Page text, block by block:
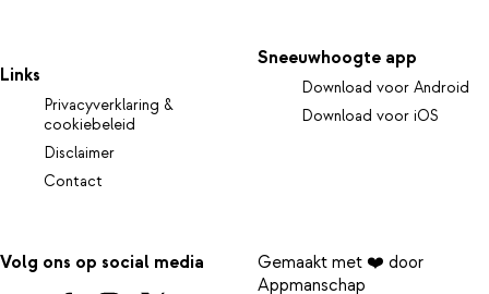
Links
Privacyverklaring &
cookiebeleid
Disclaimer
Contact
Sneeuwhoogte app
Download voor Android
Download voor iOS
Volg ons op social media
Gemaakt met ❤️ door
Appmanschap